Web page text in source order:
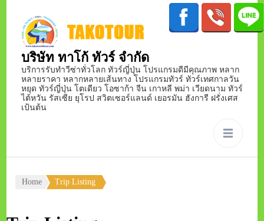
บริษัท ทาโก้ ทัวร์ จำกัด
บริการรับทำวีซ่าทั่วโลก ทัวร์ญี่ปุ่น โปรแกรมดีมีคุณภาพ หลาก
หลายราคา หลากหลายเส้นทาง โปรแกรมทัวร์ ทัวร์เทศกาลวัน
หยุด ทัวร์ญี่ปุ่น โตเดียว โอซาก้า จีน เกาหลี พม่า เวียดนาม ทัวร์
ไต้หวัน รัสเซีย ยุโรป สวิตเซอร์แลนด์ เยอรมัน ฮังการี ฝรั่งเศส
เป้นต้น
Home Trip Listing